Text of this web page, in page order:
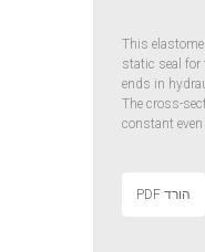
This
static seal for
ends in
The cross-
constant
הורד PDF